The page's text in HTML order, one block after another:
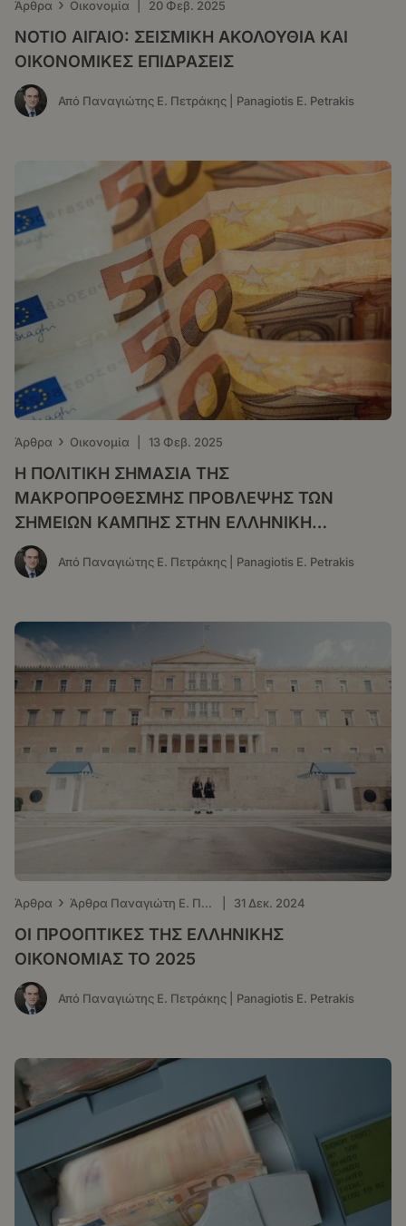
Άρθρα › Οικονομία 20 Φεβ. 2025
ΝΟΤΙΟ ΑΙΓΑΙΟ: ΣΕΙΣΜΙΚΗ ΑΚΟΛΟΥΘΙΑ ΚΑΙ
ΟΙΚΟΝΟΜΙΚΕΣ ΕΠΙΔΡΑΣΕΙΣ
Από Παναγιώτης Ε. Πετράκης | Panagiotis E. Petrakis
Άρθρα › Οικονομία 13 Φεβ. 2025
Η ΠΟΛΙΤΙΚΗ ΣΗΜΑΣΙΑ ΤΗΣ
ΜΑΚΡΟΠΡΟΘΕΣΜΗΣ ΠΡΟΒΛΕΨΗΣ ΤΩΝ
ΣΗΜΕΙΩΝ ΚΑΜΠΗΣ ΣΤΗΝ ΕΛΛΗΝΙΚΗ
ΟΙΚΟΝΟΜΙΑ
Από Παναγιώτης Ε. Πετράκης | Panagiotis E. Petrakis
Άρθρα › Άρθρα Παναγιώτη Ε. Πετράκη - Οικονομικός Ταχυδρόμος 31 Δεκ. 2024
ΟΙ ΠΡΟΟΠΤΙΚΕΣ ΤΗΣ ΕΛΛΗΝΙΚΗΣ
ΟΙΚΟΝΟΜΙΑΣ ΤΟ 2025
Από Παναγιώτης Ε. Πετράκης | Panagiotis E. Petrakis